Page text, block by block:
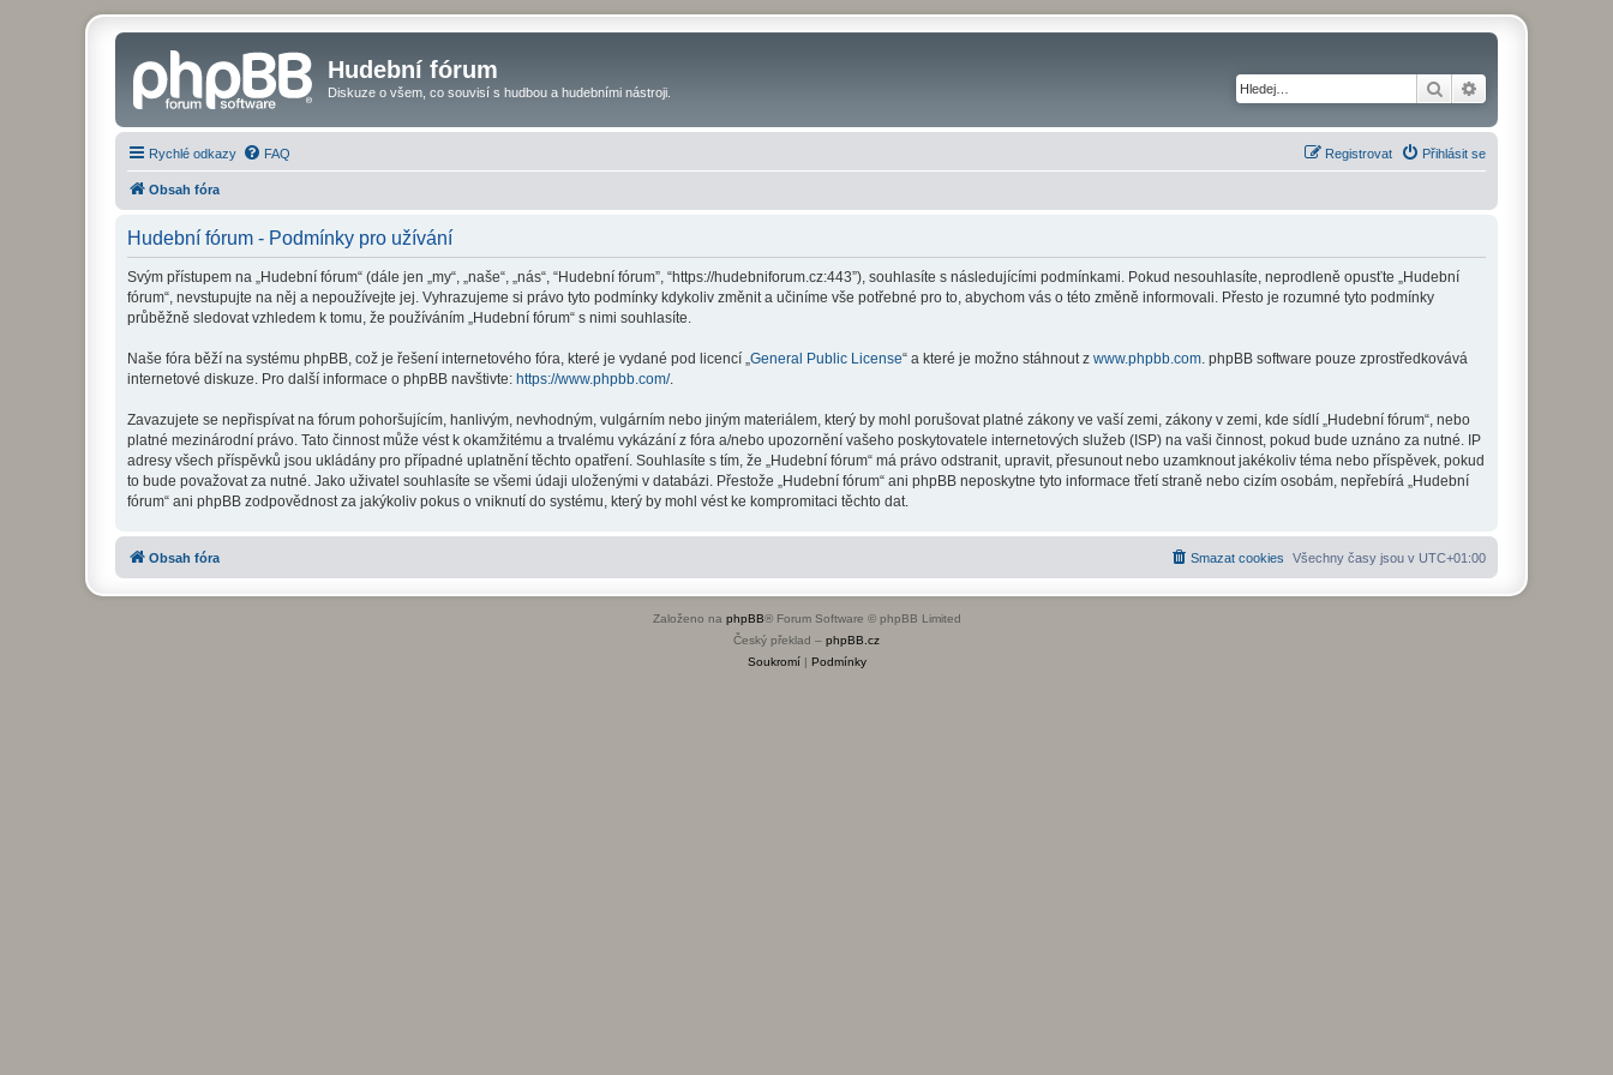
Hudební fórum
Diskuze o všem, co souvisí s hudbou a hudebními nástroji. Hledat
Rychlé odkazy FAQ Přihlásit se
Registrovat
Obsah fóra
Hudební fórum - Podmínky pro užívání
Svým přístupem na „Hudební fórum“ (dále jen „my“, „naše“, „nás“, “Hudební fórum”, “https://hudebniforum.cz:443”), souhlasíte s následujícími podmínkami. Pokud nesouhlasíte, neprodleně opusťte „Hudební
fórum“, nevstupujte na něj a nepoužívejte jej. Vyhrazujeme si právo tyto podmínky kdykoliv změnit a učiníme vše potřebné pro to, abychom vás o této změně informovali. Přesto je rozumné tyto podmínky
průběžně sledovat vzhledem k tomu, že používáním „Hudební fórum“ s nimi souhlasíte.
Naše fóra běží na systému phpBB, což je řešení internetového fóra, které je vydané pod licencí „ General Public License“ a které je možno stáhnout z www.phpbb.com . phpBB software pouze zprostředkovává
internetové diskuze. Pro další informace o phpBB navštivte: https://www.phpbb.com/.
Zavazujete se nepřispívat na fórum pohoršujícím, hanlivým, nevhodným, vulgárním nebo jiným materiálem, který by mohl porušovat platné zákony ve vaší zemi, zákony v zemi, kde sídlí „Hudební fórum“, nebo
platné mezinárodní právo. Tato činnost může vést k okamžitému a trvalému vykázání z fóra a/nebo upozornění vašeho poskytovatele internetových služeb (ISP) na vaši činnost, pokud bude uznáno za nutné. IP
adresy všech příspěvků jsou ukládány pro případné uplatnění těchto opatření. Souhlasíte s tím, že „Hudební fórum“ má právo odstranit, upravit, přesunout nebo uzamknout jakékoliv téma nebo příspěvek, pokud
to bude považovat za nutné. Jako uživatel souhlasíte se všemi údaji uloženými v databázi. Přestože „Hudební fórum“ ani phpBB neposkytne tyto informace třetí straně nebo cizím osobám, nepřebírá „Hudební
fórum“ ani phpBB zodpovědnost za jakýkoliv pokus o vniknutí do systému, který by mohl vést ke kompromitaci těchto dat.
Obsah fóra Všechny časy jsou v UTC+01:00
Smazat cookies
Založeno na phpBB® Forum Software © phpBB Limited
Český překlad – phpBB.cz
Soukromí| Podmínky